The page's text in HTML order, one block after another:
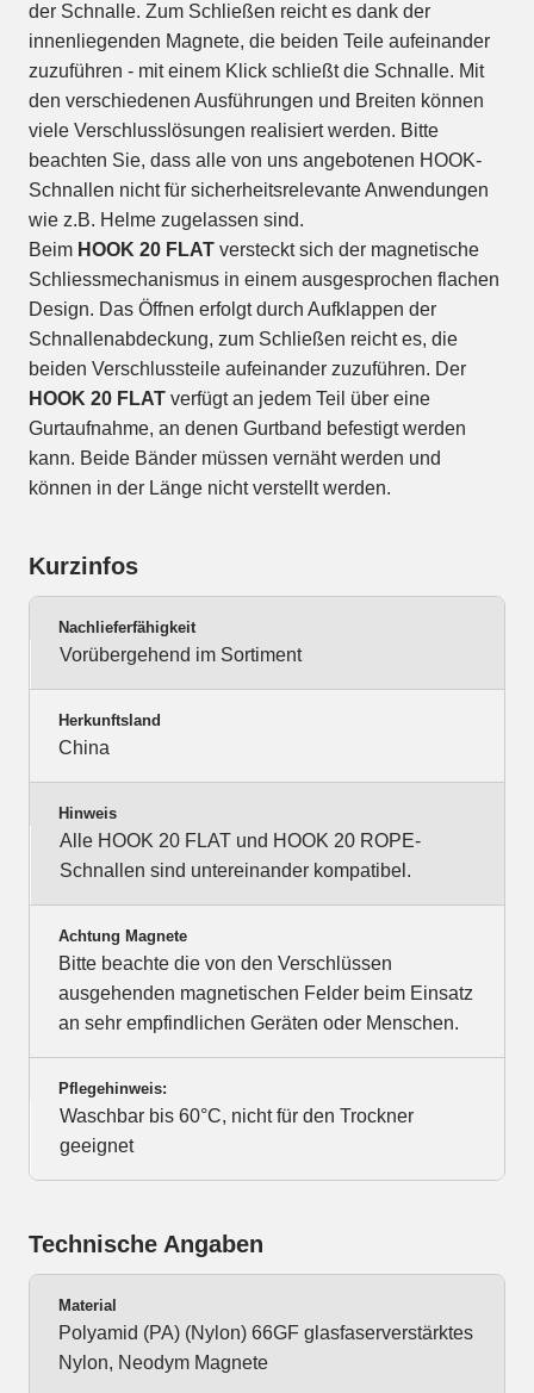
der Schnalle. Zum Schließen reicht es dank der
innenliegenden Magnete, die beiden Teile aufeinander
zuzuführen - mit einem Klick schließt die Schnalle. Mit
den verschiedenen Ausführungen und Breiten können
viele Verschlusslösungen realisiert werden. Bitte
beachten Sie, dass alle von uns angebotenen HOOK-
Schnallen nicht für sicherheitsrelevante Anwendungen
wie z.B. Helme zugelassen sind.
Beim HOOK 20 FLAT versteckt sich der magnetische
Schliessmechanismus in einem ausgesprochen flachen
Design. Das Öffnen erfolgt durch Aufklappen der
Schnallenabdeckung, zum Schließen reicht es, die
beiden Verschlussteile aufeinander zuzuführen. Der
HOOK 20 FLAT verfügt an jedem Teil über eine
Gurtaufnahme, an denen Gurtband befestigt werden
kann. Beide Bänder müssen vernäht werden und
können in der Länge nicht verstellt werden.
Kurzinfos
Nachlieferfähigkeit
Vorübergehend im Sortiment
Herkunftsland
China
Hinweis
Alle HOOK 20 FLAT und HOOK 20 ROPE-
Schnallen sind untereinander kompatibel.
Achtung Magnete
Bitte beachte die von den Verschlüssen
ausgehenden magnetischen Felder beim Einsatz
an sehr empfindlichen Geräten oder Menschen.
Pflegehinweis:
Waschbar bis 60°C, nicht für den Trockner
geeignet
Technische Angaben
Material
Polyamid (PA) (Nylon) 66GF glasfaserverstärktes
Nylon, Neodym Magnete